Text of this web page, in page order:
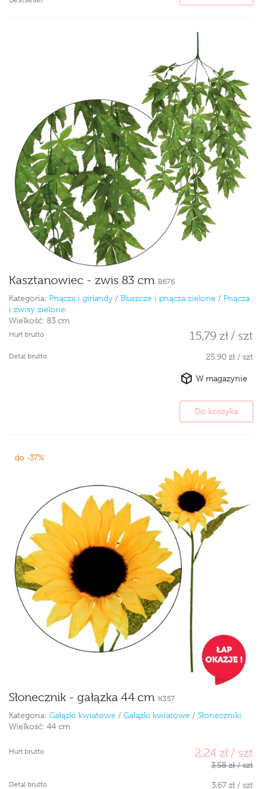
Kasztanowiec - zwis 83 cm B676
Kategoria: Pnącza i girlandy / Bluszcze i pnącza zielone / Pnącza
i zwisy zielone
Wielkość: 83 cm
Hurt brutto 15,79 zł / szt
Detal brutto 25,90 zł / szt
W magazynie
Do koszyka
do -37%
Słonecznik - gałązka 44 cm K357
Kategoria: Gałązki kwiatowe / Gałązki kwiatowe / Słoneczniki
Wielkość: 44 cm
Hurt brutto 2,24 zł / szt
3,58 zł / szt
Detal brutto
3,67 zł / szt